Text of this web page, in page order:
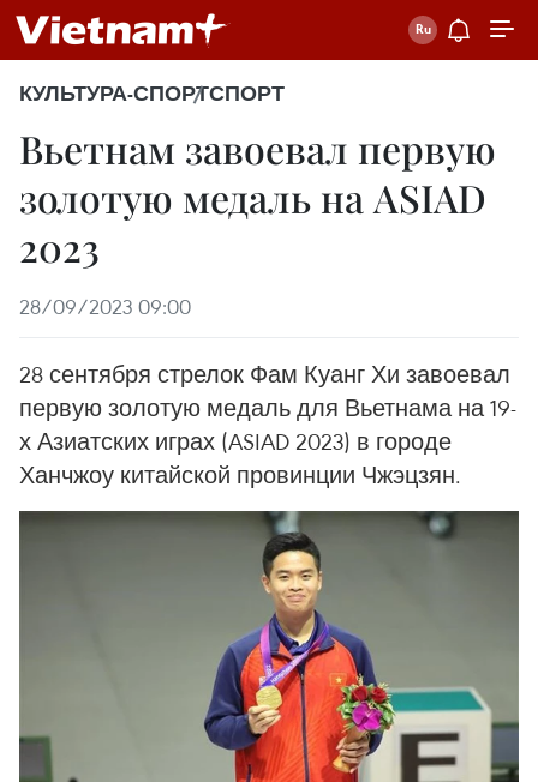
КУЛЬТУРА-СПОРТСПОРТ
Вьетнам завоевал первую
золотую медаль на ASIAD
2023
28/09/2023 09:00
28 сентября стрелок Фам Куанг Хи завоевал
первую золотую медаль для Вьетнама на 19-
х Азиатских играх (ASIAD 2023) в городе
Ханчжоу китайской провинции Чжэцзян.